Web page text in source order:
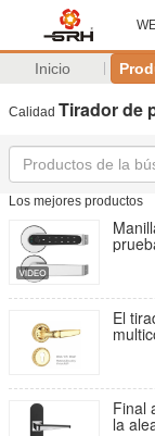
Inicio
Calidad Tirador de
Los mejores productos
El
Final
la